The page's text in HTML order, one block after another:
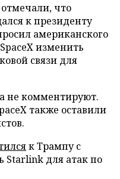
что
к президенту
американского
изменить
связи для
не комментируют.
также оставили
к Трампу с
Starlink для атак по